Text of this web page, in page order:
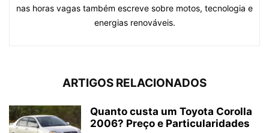
nas horas vagas também escreve sobre motos, tecnologia e
energias renováveis.
ARTIGOS RELACIONADOS
Quanto custa um Toyota Corolla
2006? Preço e Particularidades